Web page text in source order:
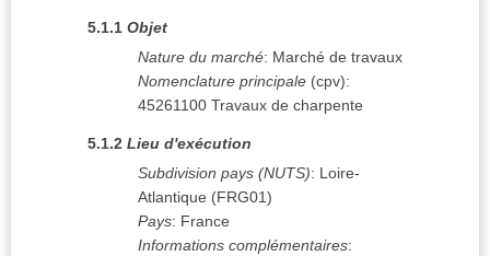
5.1.1 Objet
Nature du marché: Marché de travaux
Nomenclature principale (cpv):
45261100 Travaux de charpente
5.1.2 Lieu d'exécution
Subdivision pays (NUTS): Loire-
Atlantique (FRG01)
Pays: France
Informations complémentaires: